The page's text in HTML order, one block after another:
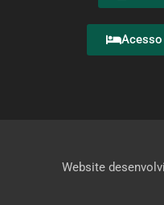
Website